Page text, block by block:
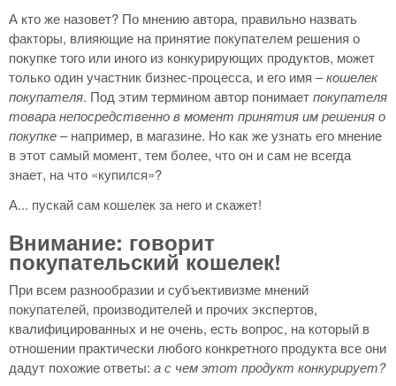
А кто же назовет? По мнению автора, правильно назвать
факторы, влияющие на принятие покупателем решения о
покупке того или иного из конкурирующих продуктов, может
только один участник бизнес-процесса, и его имя –кошелек
покупателя. Под этим термином автор понимаетпокупателя
товара непосредственно в момент принятия им решения о
покупке– например, в магазине. Но как же узнать его мнение
в этот самый момент, тем более, что он и сам не всегда
знает, на что «купился»?
А... пускай сам кошелек за него и скажет!
Внимание: говорит
покупательский кошелек!
При всем разнообразии и субъективизме мнений
покупателей, производителей и прочих экспертов,
квалифицированных и не очень, есть вопрос, на который в
отношении практически любого конкретного продукта все они
дадут похожие ответы: а с чем этот продукт конкурирует?